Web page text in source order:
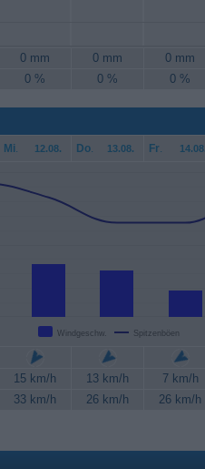
0 mm 0 mm
0 mm
0 % 0 % 0 %
Mi. 12.08. Do. 13.08. Fr.
Windgeschw. Spitzenböen
15 km/h 13 km/h
7 km/h
33 km/h 26 km/h 26 km/h